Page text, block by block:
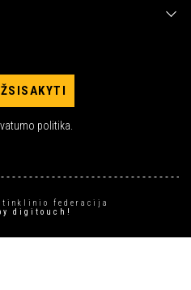
politika.
tinklinio federacija
digitouch!